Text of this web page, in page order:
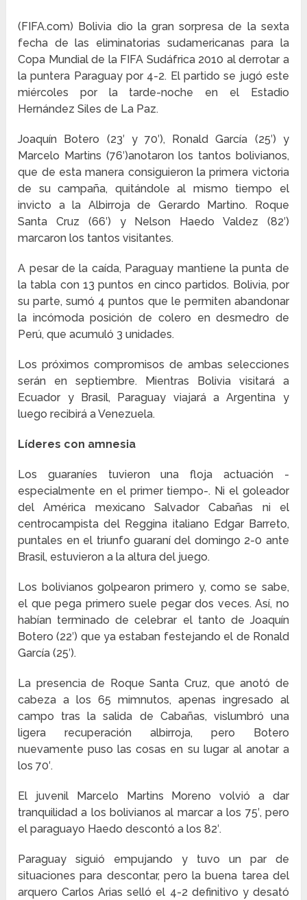
(FIFA.com) Bolivia dio la gran sorpresa de la sexta
fecha de las eliminatorias sudamericanas para la
Copa Mundial de la FIFA Sudáfrica 2010 al derrotar a
la puntera Paraguay por 4-2. El partido se jugó este
miércoles por la tarde-noche en el Estadio
Hernández Siles de La Paz.
Joaquín Botero (23′ y 70′), Ronald García (25′) y
Marcelo Martins (76′)anotaron los tantos bolivianos,
que de esta manera consiguieron la primera victoria
de su campaña, quitándole al mismo tiempo el
invicto a la Albirroja de Gerardo Martino. Roque
Santa Cruz (66′) y Nelson Haedo Valdez (82′)
marcaron los tantos visitantes.
A pesar de la caída, Paraguay mantiene la punta de
la tabla con 13 puntos en cinco partidos. Bolivia, por
su parte, sumó 4 puntos que le permiten abandonar
la incómoda posición de colero en desmedro de
Perú, que acumuló 3 unidades.
Los próximos compromisos de ambas selecciones
serán en septiembre. Mientras Bolivia visitará a
Ecuador y Brasil, Paraguay viajará a Argentina y
luego recibirá a Venezuela.
Líderes con amnesia
Los guaraníes tuvieron una floja actuación -
especialmente en el primer tiempo-. Ni el goleador
del América mexicano Salvador Cabañas ni el
centrocampista del Reggina italiano Edgar Barreto,
puntales en el triunfo guaraní del domingo 2-0 ante
Brasil, estuvieron a la altura del juego.
Los bolivianos golpearon primero y, como se sabe,
el que pega primero suele pegar dos veces. Así, no
habían terminado de celebrar el tanto de Joaquín
Botero (22′) que ya estaban festejando el de Ronald
García (25′).
La presencia de Roque Santa Cruz, que anotó de
cabeza a los 65 mimnutos, apenas ingresado al
campo tras la salida de Cabañas, vislumbró una
ligera recuperación albirroja, pero Botero
nuevamente puso las cosas en su lugar al anotar a
los 70′.
El juvenil Marcelo Martins Moreno volvió a dar
tranquilidad a los bolivianos al marcar a los 75′, pero
el paraguayo Haedo descontó a los 82′.
Paraguay siguió empujando y tuvo un par de
situaciones para descontar, pero la buena tarea del
arquero Carlos Arias selló el 4-2 definitivo y desató